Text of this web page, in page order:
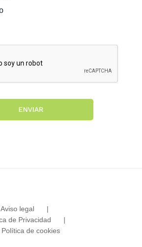
ENVIAR
Aviso legal
de Privacidad
Política de cookies